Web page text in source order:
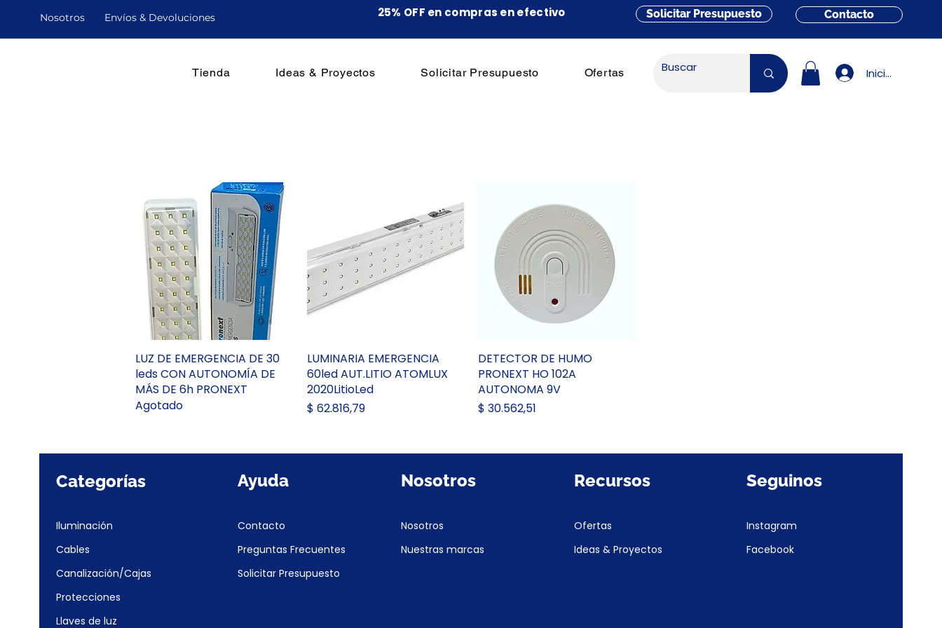
Nosotros Envíos & Devoluciones 25% OFF en compras en efectivo Solicitar Presupuesto Contacto
Tienda Ideas & Proyectos Solicitar Presupuesto Ofertas Iniciar sesión
Vista rápida
LUZ DE EMERGENCIA DE 30
leds CON AUTONOMÍA DE
MÁS DE 6h PRONEXT
Agotado
Vista rápida
LUMINARIA EMERGENCIA
60led AUT.LITIO ATOMLUX
2020LitioLed
Precio
$ 62.816,79
Vista rápida
DETECTOR DE HUMO
PRONEXT HO 102A
AUTONOMA 9V
Precio
$ 30.562,51
Categorías
Iluminación
Cables
Canalización/Cajas
Protecciones
Llaves de luz
Ayuda
Contacto
Preguntas Frecuentes
Solicitar Presupuesto
Nosotros
Nosotros
Nuestras marcas
Recursos
Ofertas
Ideas & Proyectos
Seguinos
Instagram
Facebook